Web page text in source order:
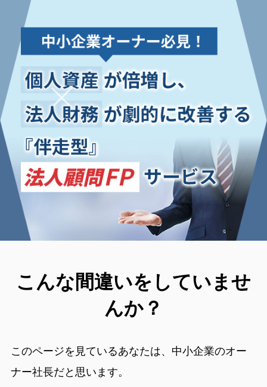
こんな間違いをしていませ
んか？
このページを見ているあなたは、中小企業のオー
ナー社長だと思います。